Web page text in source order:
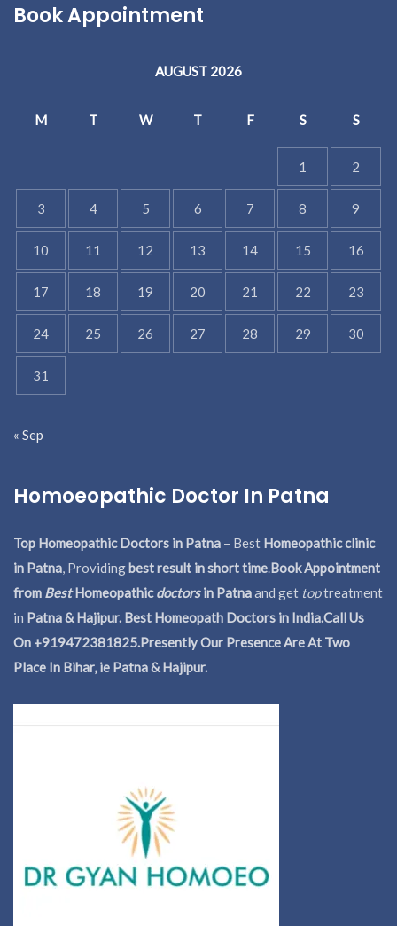
Book Appointment
AUGUST 2026
M T W T F S S
1 2
3 4 5 6 7 8 9
10 11 12 13 14 15 16
17 18 19 20 21 22 23
24 25 26 27 28 29 30
31
« Sep
Homoeopathic Doctor In Patna
Top Homeopathic Doctors in Patna – Best Homeopathic clinic
in Patna, Providingbest result in short time.Book Appointment
from BestHomeopathicdoctorsin Patnaand get toptreatment
in Patna & Hajipur. Best Homeopath Doctors in India.Call Us
On +919472381825.Presently Our Presence Are At Two
Place In Bihar, ie Patna & Hajipur.